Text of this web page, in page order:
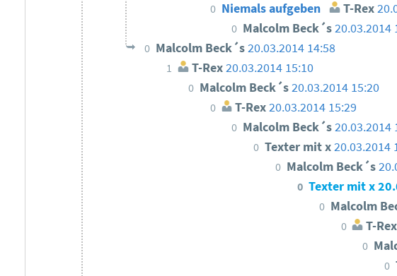
0 Niemals aufgeben T-Rex
0 Malcolm Beck´s20.03.2014
0 Malcolm Beck´s20.03.2014 14:58
1 T-Rex20.03.2014 15:10
0 Malcolm Beck´s20.03.2014 15:20
0 T-Rex20.03.2014 15:29
0 Malcolm Beck´s20.03.2014
0 Texter mit x20.03.2014
0 Malcolm Beck´s
0 Texter mit x
0 Malcolm
0 T-Rex
0
0